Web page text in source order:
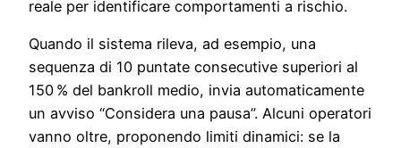
reale per identificare comportamenti a rischio.
Quando il sistema rileva, ad esempio, una
sequenza di 10 puntate consecutive superiori al
150 % del bankroll medio, invia automaticamente
un avviso “Considera una pausa”. Alcuni operatori
vanno oltre, proponendo limiti dinamici: se la